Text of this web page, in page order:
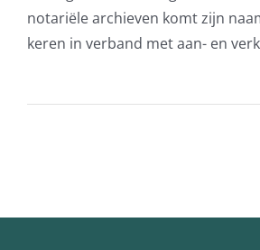
notariële archieven komt zijn
keren in verband met aan- en